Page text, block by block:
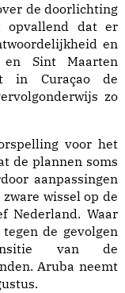
de doorlichting
opvallend dat er
en
en Sint Maarten
in Curaçao de
zo
voor het
de plannen soms
aanpassingen
wissel op de
Nederland. Waar
de gevolgen
van de
Aruba neemt